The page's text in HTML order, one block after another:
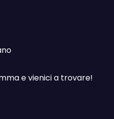
e vienici a trovare!